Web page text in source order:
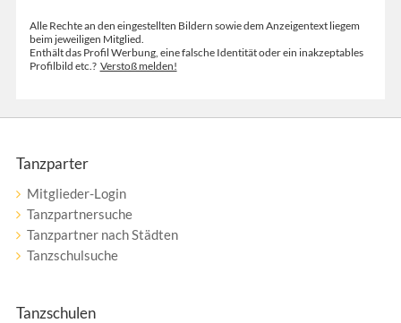
Alle Rechte an den eingestellten Bildern sowie dem Anzeigentext liegem
beim jeweiligen Mitglied.
Enthält das Profil Werbung, eine falsche Identität oder ein inakzeptables
Profilbild etc.? Verstoß melden!
Tanzparter
Mitglieder-Login
Tanzpartnersuche
Tanzpartner nach Städten
Tanzschulsuche
Tanzschulen